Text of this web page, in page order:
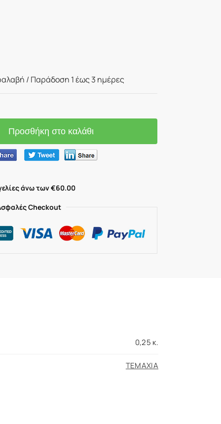
/ Παράδoση 1 έως 3 ημέρες
Προσθήκη στο καλάθι
άνω των €60.00
Checkout
0,25 κ.
ΤΕΜΑΧΙΑ